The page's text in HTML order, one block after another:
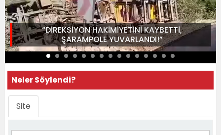
“DİREKSİYON HAKİMİYETİNİ KAYBETTİ,
ŞARAMPOLE YUVARLANDI!”
Neler Söylendi?
Site